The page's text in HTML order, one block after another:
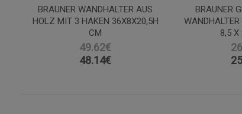
BRAUNER WANDHALTER AUS
HOLZ MIT 3 HAKEN 36X8X20,5H
CM
49.62€
48.14€
BRAUNER
8,5 X